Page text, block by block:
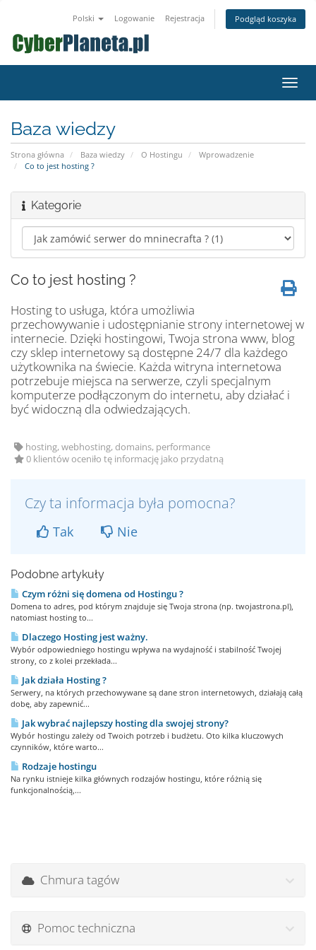
Polski Logowanie Rejestracja Podgląd koszyka
Baza wiedzy
Strona główna Baza wiedzy O Hostingu
Wprowadzenie
Co to jest hosting ?
Kategorie
Co to jest hosting ?
Hosting to usługa, która umożliwia
przechowywanie i udostępnianie strony internetowej w
internecie. Dzięki hostingowi, Twoja strona www, blog
czy sklep internetowy są dostępne 24/7 dla każdego
użytkownika na świecie. Każda witryna internetowa
potrzebuje miejsca na serwerze, czyli specjalnym
komputerze podłączonym do internetu, aby działać i
być widoczną dla odwiedzających.
hosting, webhosting, domains, performance
0 klientów oceniło tę informację jako przydatną
Czy ta informacja była pomocna?
Tak Nie
Podobne artykuły
Czym różni się domena od Hostingu ?
Domena to adres, pod którym znajduje się Twoja strona (np. twojastrona.pl),
natomiast hosting to...
Dlaczego Hosting jest ważny.
Wybór odpowiedniego hostingu wpływa na wydajność i stabilność Twojej
strony, co z kolei przekłada...
Jak działa Hosting ?
Serwery, na których przechowywane są dane stron internetowych, działają całą
dobę, aby zapewnić...
Jak wybrać najlepszy hosting dla swojej strony?
Wybór hostingu zależy od Twoich potrzeb i budżetu. Oto kilka kluczowych
czynników, które warto...
Rodzaje hostingu
Na rynku istnieje kilka głównych rodzajów hostingu, które różnią się
funkcjonalnością,...
Chmura tagów
Pomoc techniczna